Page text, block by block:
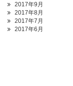
2017年9月
2017年8月
2017年7月
2017年6月